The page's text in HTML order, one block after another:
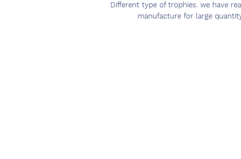
Different type of trophies. we have
manufacture for large